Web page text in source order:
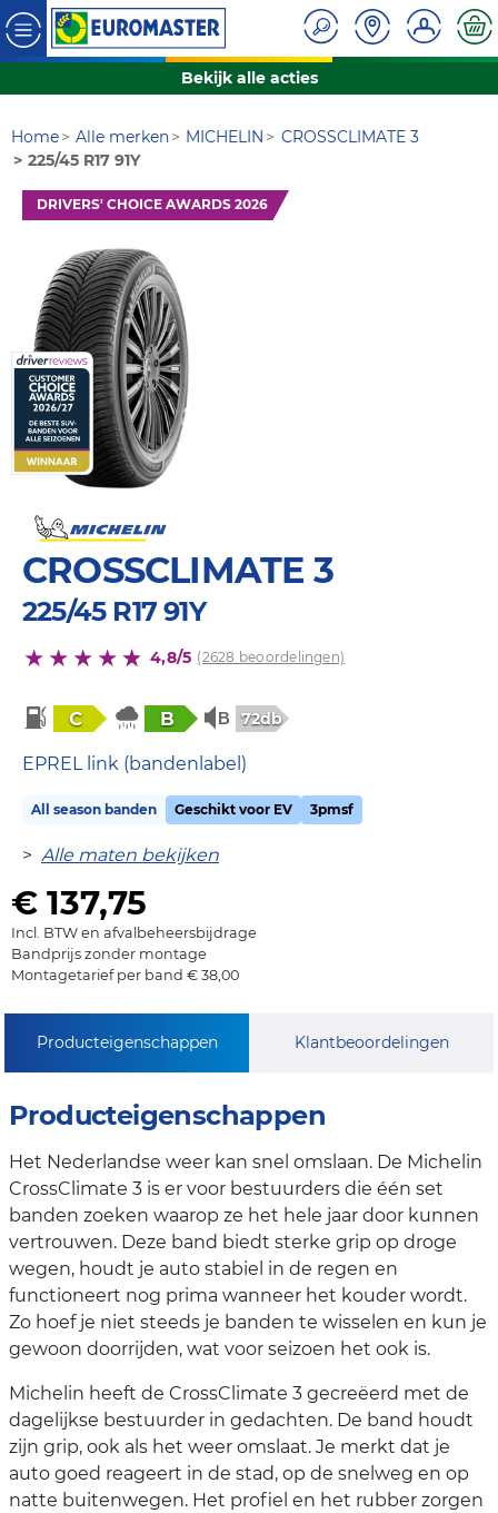
Bekijk alle acties
Home Alle merken MICHELIN
CROSSCLIMATE 3
225/45 R17 91Y
DRIVERS' CHOICE AWARDS 2026
CROSSCLIMATE 3
225/45 R17 91Y
4,8/5 (2628 beoordelingen)
C B 72db
EPREL link (bandenlabel)
All season banden Geschikt voor EV 3pmsf
> Alle maten bekijken
€ 137,75
Incl. BTW en afvalbeheersbijdrage
Bandprijs zonder montage
Montagetarief per band € 38,00
Producteigenschappen Klantbeoordelingen
Producteigenschappen
Het Nederlandse weer kan snel omslaan. De Michelin
CrossClimate 3 is er voor bestuurders die één set
banden zoeken waarop ze het hele jaar door kunnen
vertrouwen. Deze band biedt sterke grip op droge
wegen, houdt je auto stabiel in de regen en
functioneert nog prima wanneer het kouder wordt.
Zo hoef je niet steeds je banden te wisselen en kun je
gewoon doorrijden, wat voor seizoen het ook is.
Michelin heeft de CrossClimate 3 gecreëerd met de
dagelijkse bestuurder in gedachten. De band houdt
zijn grip, ook als het weer omslaat. Je merkt dat je
auto goed reageert in de stad, op de snelweg en op
natte buitenwegen. Het profiel en het rubber zorgen